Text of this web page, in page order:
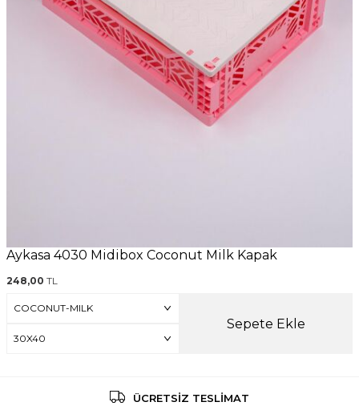
Aykasa 4030 Midibox Coconut Milk Kapak
248,00 TL
Sepete Ekle
ÜCRETSİZ TESLİMAT